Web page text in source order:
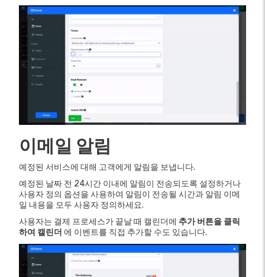
이메일 알림
예정된 서비스에 대해 고객에게 알림을 보냅니다.
예정된 날짜 전 24시간 이내에 알림이 전송되도록 설정하거나
사용자 정의 옵션을 사용하여 알림이 전송될 시간과 알림 이메
일 내용을 모두 사용자 정의하세요.
사용자는 결제 프로세스가 끝날 때 캘린더에 추가 버튼을 클릭
하여 캘린더 에 이벤트를 직접 추가할 수도 있습니다.